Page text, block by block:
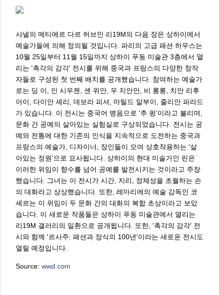
샤넬의 메티에르 다르 허브인 리19M의 다음 장은 상하이에서
예술가들에 의해 정의될 것입니다. 파리의 고급 패션 하우스는
10월 25일부터 11월 15일까지 상하이 푸동 미술관 3층에서 열
리는 '촉각의 감각' 전시를 위해 중국과 프랑스의 다양한 창작
자들로 구성된 첫 번째 배치를 공개했습니다. 참여하는 예술가
로는 딩 이, 인 시우젠, 셴 위안, 우 지안안, 비 롱롱, 치안 리후
아이, 다이안 셰리, 데보라 피셔, 마틸드 알부이, 줄리안 파라드
가 있습니다. 이 전시는 중국어 병음으로 '추 펑'이라고 불리며,
문화 간 공예의 살아있는 실험실로 구상되었습니다. 전시는 공
예와 전통에 대한 기존의 인식을 지속적으로 도전하는 중국과
프랑스의 예술가, 디자이너, 장인들이 모여 상호작용하는 '살
아있는 정원'으로 묘사됩니다. 상하이의 현대 미술가인 린은
이러한 위임이 향수를 넘어 공예를 발전시키는 것이라고 주장
했습니다. 그녀는 이 전시가 시간, 지리, 정체성을 초월하는 손
의 대화라고 상상했습니다. 또한, 레마리에의 예술 감독인 코
셰르는 이 위임이 두 문화 간의 대화의 복합 초상이라고 보았
습니다. 이 새로운 작품들은 상하이 푸동 미술관에서 열리는
리19M 갤러리의 일환으로 공개됩니다. 또한, '촉각의 감각' 전
시와 함께 '르사주: 패션과 장식의 100년'이라는 새로운 전시도
열릴 예정입니다.
Source: wwd.com